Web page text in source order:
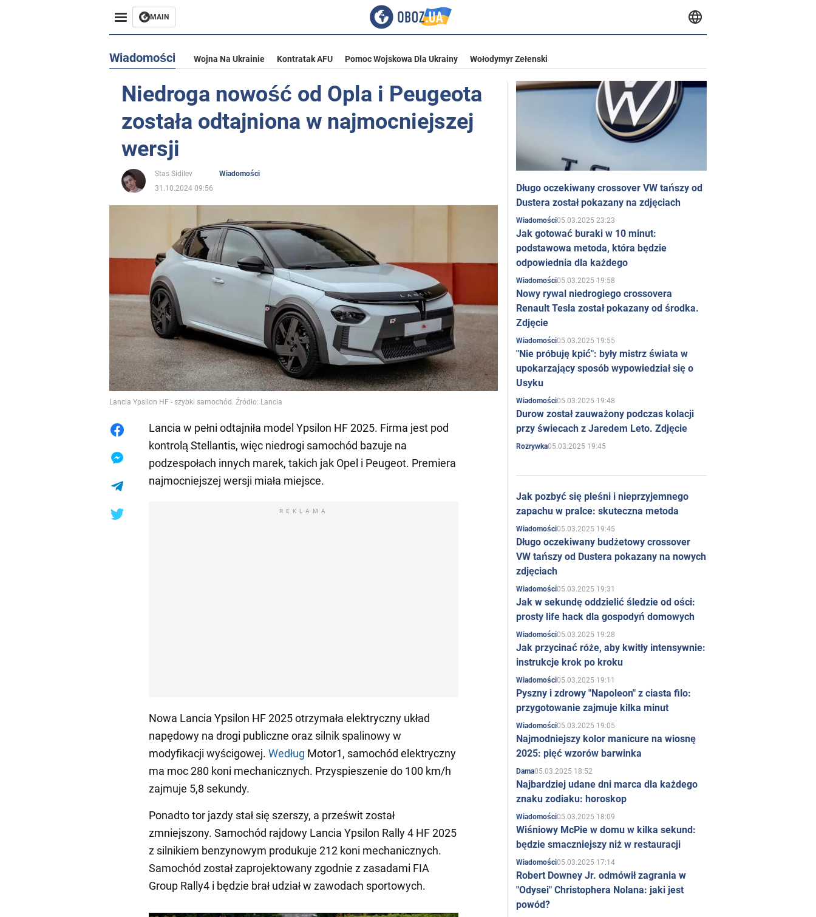
MAIN
Wiadomości Wojna Na Ukrainie Kontratak AFU Pomoc Wojskowa Dla Ukrainy Wołodymyr Zełenski
Niedroga nowość od Opla i Peugeota
została odtajniona w najmocniejszej
wersji
Stas Sidilev
Wiadomości
31.10.2024 09:56
Lancia Ypsilon HF - szybki samochód. Źródło: Lancia
Lancia w pełni odtajniła model Ypsilon HF 2025. Firma jest pod
kontrolą Stellantis, więc niedrogi samochód bazuje na
podzespołach innych marek, takich jak Opel i Peugeot. Premiera
najmocniejszej wersji miała miejsce.
REKLAMA
Nowa Lancia Ypsilon HF 2025 otrzymała elektryczny układ
napędowy na drogi publiczne oraz silnik spalinowy w
modyfikacji wyścigowej. Według Motor1, samochód elektryczny
ma moc 280 koni mechanicznych. Przyspieszenie do 100 km/h
zajmuje 5,8 sekundy.
Ponadto tor jazdy stał się szerszy, a prześwit został
zmniejszony. Samochód rajdowy Lancia Ypsilon Rally 4 HF 2025
z silnikiem benzynowym produkuje 212 koni mechanicznych.
Samochód został zaprojektowany zgodnie z zasadami FIA
Group Rally4 i będzie brał udział w zawodach sportowych.
Długo oczekiwany crossover VW tańszy od
Dustera został pokazany na zdjęciach
Wiadomości05.03.2025 23:23
Jak gotować buraki w 10 minut:
podstawowa metoda, która będzie
odpowiednia dla każdego
Wiadomości05.03.2025 19:58
Nowy rywal niedrogiego crossovera
Renault Tesla został pokazany od środka.
Zdjęcie
Wiadomości05.03.2025 19:55
"Nie próbuję kpić": były mistrz świata w
upokarzający sposób wypowiedział się o
Usyku
Wiadomości05.03.2025 19:48
Durow został zauważony podczas kolacji
przy świecach z Jaredem Leto. Zdjęcie
Rozrywka05.03.2025 19:45
Jak pozbyć się pleśni i nieprzyjemnego
zapachu w pralce: skuteczna metoda
Wiadomości05.03.2025 19:45
Długo oczekiwany budżetowy crossover
VW tańszy od Dustera pokazany na nowych
zdjęciach
Wiadomości05.03.2025 19:31
Jak w sekundę oddzielić śledzie od ości:
prosty life hack dla gospodyń domowych
Wiadomości05.03.2025 19:28
Jak przycinać róże, aby kwitły intensywnie:
instrukcje krok po kroku
Wiadomości05.03.2025 19:11
Pyszny i zdrowy "Napoleon" z ciasta filo:
przygotowanie zajmuje kilka minut
Wiadomości05.03.2025 19:05
Najmodniejszy kolor manicure na wiosnę
2025: pięć wzorów barwinka
Dama05.03.2025 18:52
Najbardziej udane dni marca dla każdego
znaku zodiaku: horoskop
Wiadomości05.03.2025 18:09
Wiśniowy McPie w domu w kilka sekund:
będzie smaczniejszy niż w restauracji
Wiadomości05.03.2025 17:14
Robert Downey Jr. odmówił zagrania w
"Odysei" Christophera Nolana: jaki jest
powód?